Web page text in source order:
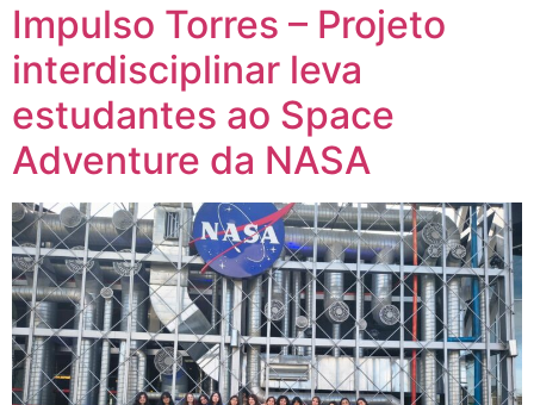
Impulso Torres – Projeto
interdisciplinar leva
estudantes ao Space
Adventure da NASA